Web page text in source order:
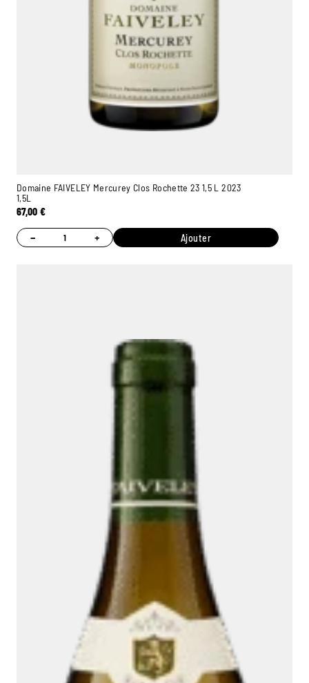
Domaine FAIVELEY Mercurey Clos Rochette 23 1,5 L 2023
1,5L
67,00€
− + Ajouter